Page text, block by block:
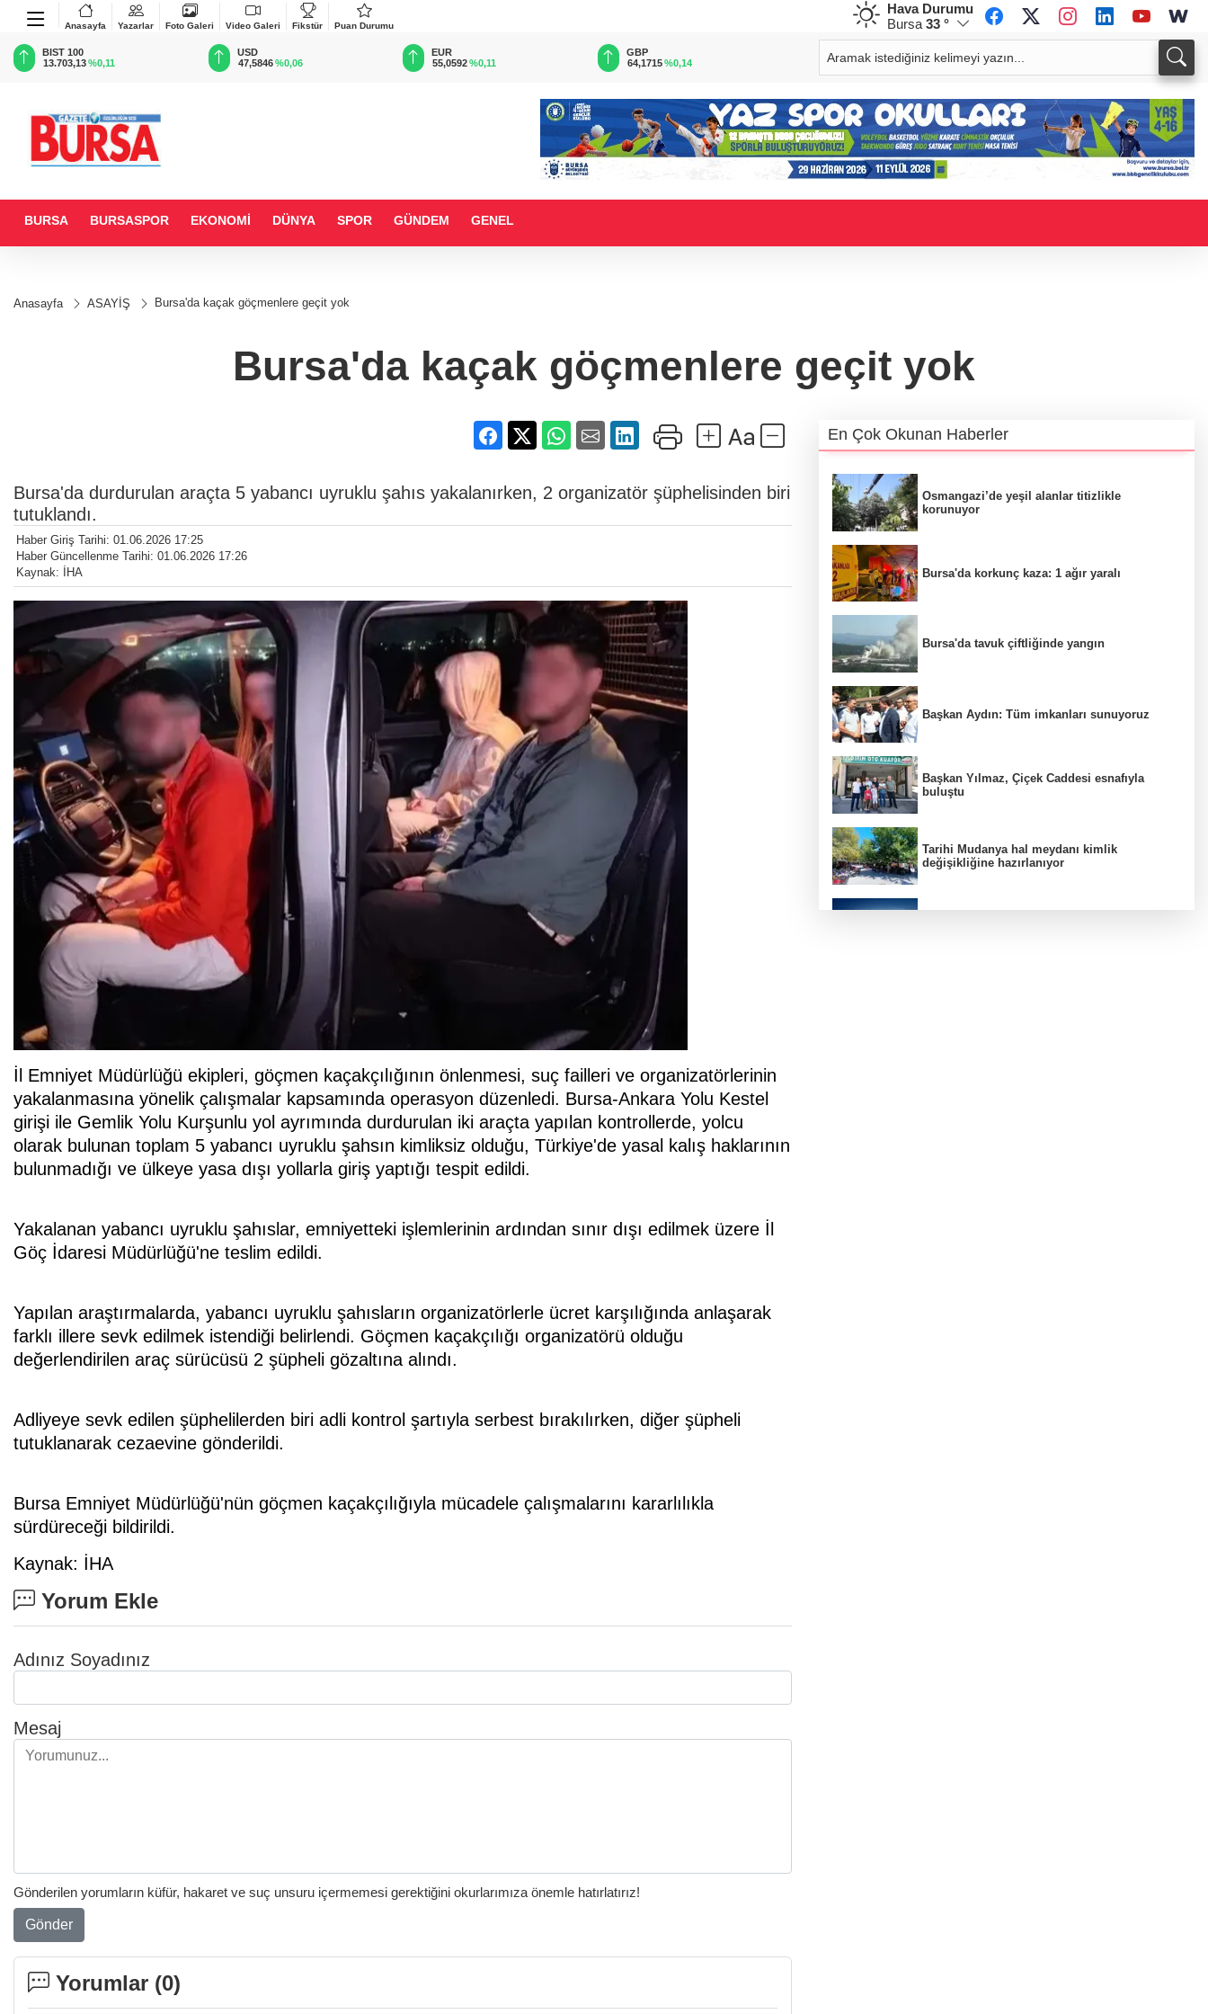
Anasayfa Yazarlar Foto Galeri Video Galeri Fikstür Puan Durumu
Hava Durumu
Bursa 33 °
BIST 100
13.703,13%0,11
USD
47,5846 %0,06
EUR
55,0592%0,11
GBP
64,1715 %0,14
CHF
58,9100%-0,02
33,9454
BURSA BURSASPOR EKONOMİ DÜNYA SPOR GÜNDEM GENEL
Anasayfa ASAYİŞ Bursa'da kaçak göçmenlere geçit yok
Bursa'da kaçak göçmenlere geçit yok
Bursa'da durdurulan araçta 5 yabancı uyruklu şahıs yakalanırken, 2 organizatör şüphelisinden biri
tutuklandı.
Haber Giriş Tarihi: 01.06.2026 17:25
Haber Güncellenme Tarihi: 01.06.2026 17:26
Kaynak: İHA
İl Emniyet Müdürlüğü ekipleri, göçmen kaçakçılığının önlenmesi, suç failleri ve organizatörlerinin
yakalanmasına yönelik çalışmalar kapsamında operasyon düzenledi. Bursa-Ankara Yolu Kestel
girişi ile Gemlik Yolu Kurşunlu yol ayrımında durdurulan iki araçta yapılan kontrollerde, yolcu
olarak bulunan toplam 5 yabancı uyruklu şahsın kimliksiz olduğu, Türkiye'de yasal kalış haklarının
bulunmadığı ve ülkeye yasa dışı yollarla giriş yaptığı tespit edildi.
Yakalanan yabancı uyruklu şahıslar, emniyetteki işlemlerinin ardından sınır dışı edilmek üzere İl
Göç İdaresi Müdürlüğü'ne teslim edildi.
Yapılan araştırmalarda, yabancı uyruklu şahısların organizatörlerle ücret karşılığında anlaşarak
farklı illere sevk edilmek istendiği belirlendi. Göçmen kaçakçılığı organizatörü olduğu
değerlendirilen araç sürücüsü 2 şüpheli gözaltına alındı.
Adliyeye sevk edilen şüphelilerden biri adli kontrol şartıyla serbest bırakılırken, diğer şüpheli
tutuklanarak cezaevine gönderildi.
Bursa Emniyet Müdürlüğü'nün göçmen kaçakçılığıyla mücadele çalışmalarını kararlılıkla
sürdüreceği bildirildi.
Kaynak: İHA
Yorum Ekle
Adınız Soyadınız
Mesaj
Gönderilen yorumların küfür, hakaret ve suç unsuru içermemesi gerektiğini okurlarımıza önemle hatırlatırız!
Gönder
Yorumlar (0)
En Çok Okunan Haberler
Osmangazi’de yeşil alanlar titizlikle
korunuyor
Bursa'da korkunç kaza: 1 ağır yaralı
Bursa'da tavuk çiftliğinde yangın
Başkan Aydın: Tüm imkanları sunuyoruz
Başkan Yılmaz, Çiçek Caddesi esnafıyla
buluştu
Tarihi Mudanya hal meydanı kimlik
değişikliğine hazırlanıyor